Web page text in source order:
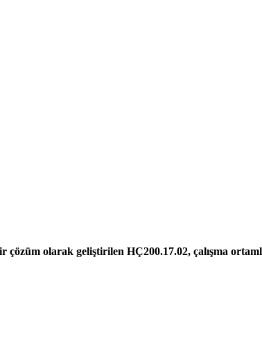
çözüm olarak geliştirilen HÇ200.17.02, çalışma